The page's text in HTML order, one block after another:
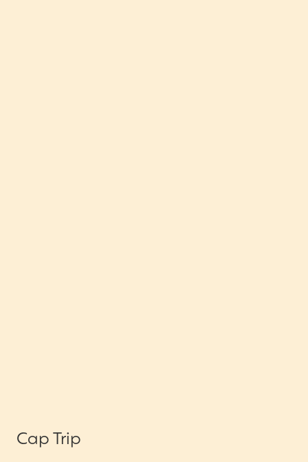
Cap Trip